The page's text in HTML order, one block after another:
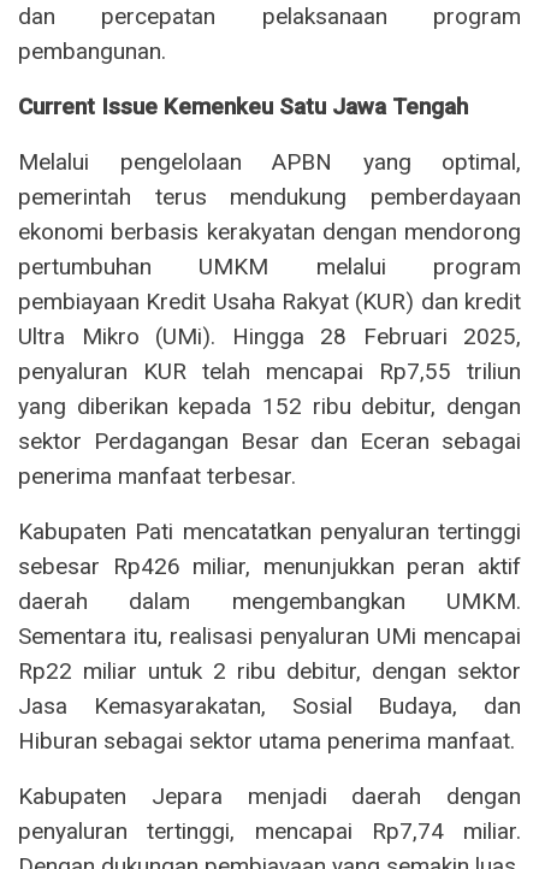
dan percepatan pelaksanaan program
pembangunan.
Current Issue Kemenkeu Satu Jawa Tengah
Melalui pengelolaan APBN yang optimal,
pemerintah terus mendukung pemberdayaan
ekonomi berbasis kerakyatan dengan mendorong
pertumbuhan UMKM melalui program
pembiayaan Kredit Usaha Rakyat (KUR) dan kredit
Ultra Mikro (UMi). Hingga 28 Februari 2025,
penyaluran KUR telah mencapai Rp7,55 triliun
yang diberikan kepada 152 ribu debitur, dengan
sektor Perdagangan Besar dan Eceran sebagai
penerima manfaat terbesar.
Kabupaten Pati mencatatkan penyaluran tertinggi
sebesar Rp426 miliar, menunjukkan peran aktif
daerah dalam mengembangkan UMKM.
Sementara itu, realisasi penyaluran UMi mencapai
Rp22 miliar untuk 2 ribu debitur, dengan sektor
Jasa Kemasyarakatan, Sosial Budaya, dan
Hiburan sebagai sektor utama penerima manfaat.
Kabupaten Jepara menjadi daerah dengan
penyaluran tertinggi, mencapai Rp7,74 miliar.